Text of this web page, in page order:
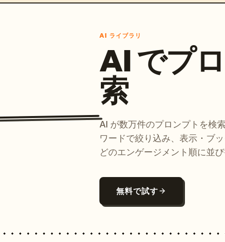
AI ライブラリ
AI でプ
索
AI が数万件のプロンプトを検
ワードで絞り込み、表示・ブ
どのエンゲージメント順に並び
無料で試す